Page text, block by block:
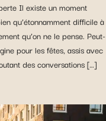
Il existe un moment
qu’étonnamment difficile à
qu’on ne le pense. Peut-
pour les fêtes, assis avec
des conversations […]